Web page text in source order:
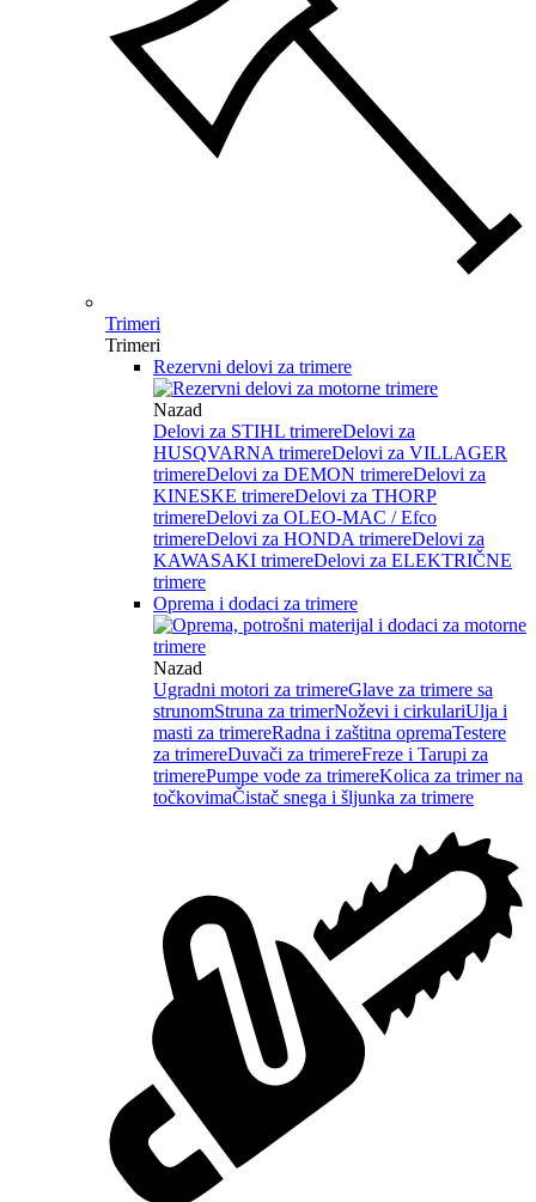
Trimeri
Trimeri
Rezervni delovi za trimere
Nazad
Delovi za STIHL trimereDelovi za
HUSQVARNA trimereDelovi za VILLAGER
trimereDelovi za DEMON trimereDelovi za
KINESKE trimereDelovi za THORP
trimereDelovi za OLEO-MAC / Efco
trimereDelovi za HONDA trimereDelovi za
KAWASAKI trimereDelovi za ELEKTRIČNE
trimere
Oprema i dodaci za trimere
Nazad
Ugradni motori za trimereGlave za trimere sa
strunomStruna za trimerNoževi i cirkulariUlja i
masti za trimereRadna i zaštitna opremaTestere
za trimereDuvači za trimereFreze i Tarupi za
trimerePumpe vode za trimereKolica za trimer na
točkovimaČistač snega i šljunka za trimere